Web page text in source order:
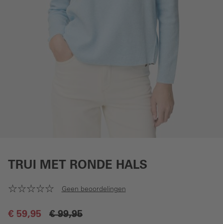
TRUI MET RONDE HALS
Geen beoordelingen
€ 59,95 € 99,95